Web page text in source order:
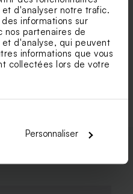
d'analyser notre trafic.
informations sur
nos partenaires de
d'analyse, qui peuvent
informations que vous
collectées lors de votre
Personnaliser
part baptême plexi et
fleurs
part baptême